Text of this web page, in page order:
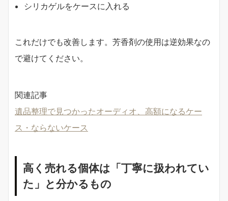
シリカゲルをケースに入れる
これだけでも改善します。芳香剤の使用は逆効果なの
で避けてください。
関連記事
遺品整理で見つかったオーディオ、高額になるケー
ス・ならないケース
高く売れる個体は「丁寧に扱われてい
た」と分かるもの